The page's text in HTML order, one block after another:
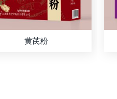
黄芪粉